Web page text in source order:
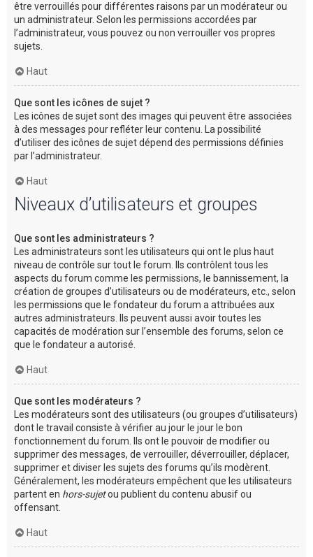
être verrouillés pour différentes raisons par un modérateur ou
un administrateur. Selon les permissions accordées par
l’administrateur, vous pouvez ou non verrouiller vos propres
sujets.
Haut
Que sont les icônes de sujet ?
Les icônes de sujet sont des images qui peuvent être associées
à des messages pour refléter leur contenu. La possibilité
d’utiliser des icônes de sujet dépend des permissions définies
par l’administrateur.
Haut
Niveaux d’utilisateurs et groupes
Que sont les administrateurs ?
Les administrateurs sont les utilisateurs qui ont le plus haut
niveau de contrôle sur tout le forum. Ils contrôlent tous les
aspects du forum comme les permissions, le bannissement, la
création de groupes d’utilisateurs ou de modérateurs, etc., selon
les permissions que le fondateur du forum a attribuées aux
autres administrateurs. Ils peuvent aussi avoir toutes les
capacités de modération sur l’ensemble des forums, selon ce
que le fondateur a autorisé.
Haut
Que sont les modérateurs ?
Les modérateurs sont des utilisateurs (ou groupes d’utilisateurs)
dont le travail consiste à vérifier au jour le jour le bon
fonctionnement du forum. Ils ont le pouvoir de modifier ou
supprimer des messages, de verrouiller, déverrouiller, déplacer,
supprimer et diviser les sujets des forums qu’ils modèrent.
Généralement, les modérateurs empêchent que les utilisateurs
partent en hors-sujetou publient du contenu abusif ou
offensant.
Haut